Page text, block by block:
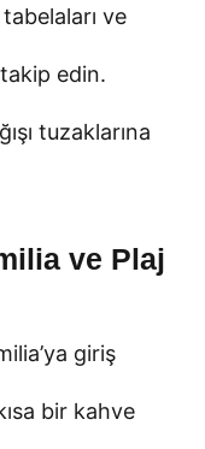
ve
edin.
tuzaklarına
ve Plaj
giriş
bir kahve